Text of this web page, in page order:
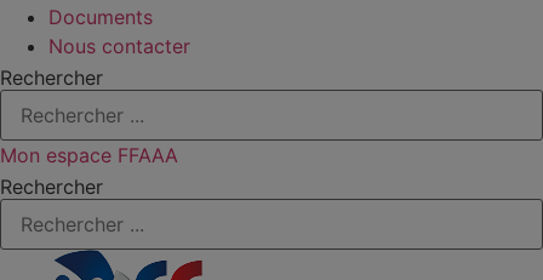
Documents
Nous contacter
Rechercher
Mon espace FFAAA
Rechercher